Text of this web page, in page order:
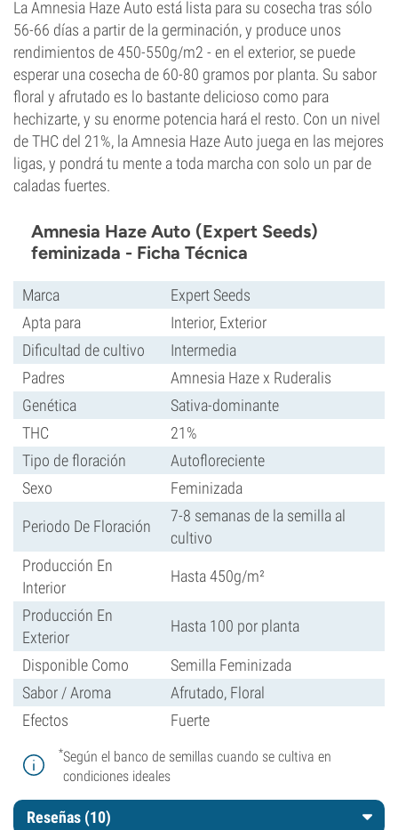
La Amnesia Haze Auto está lista para su cosecha tras sólo
56-66 días a partir de la germinación, y produce unos
rendimientos de 450-550g/m2 - en el exterior, se puede
esperar una cosecha de 60-80 gramos por planta. Su sabor
floral y afrutado es lo bastante delicioso como para
hechizarte, y su enorme potencia hará el resto. Con un nivel
de THC del 21%, la Amnesia Haze Auto juega en las mejores
ligas, y pondrá tu mente a toda marcha con solo un par de
caladas fuertes.
Amnesia Haze Auto (Expert Seeds)
feminizada - Ficha Técnica
Marca
Expert Seeds
Apta para
Interior, Exterior
Dificultad de cultivo
Intermedia
Padres
Amnesia Haze x Ruderalis
Genética
Sativa-dominante
THC
21%
Tipo de floración
Autofloreciente
Sexo
Feminizada
Periodo De Floración
7-8 semanas de la semilla al
cultivo
Producción En
Interior
Hasta 450g/m²
Producción En
Exterior
Hasta 100 por planta
Disponible Como
Semilla Feminizada
Sabor / Aroma
Afrutado, Floral
Efectos
Fuerte
*Según el banco de semillas cuando se cultiva en
condiciones ideales
Reseñas (10)